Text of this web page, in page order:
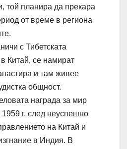
той планира да прекара
от време в региона
с Тибетската
Китай, се намират
и там живее
общност.
награда за мир
1959 г. след неуспешно
на Китай и
в Индия. В